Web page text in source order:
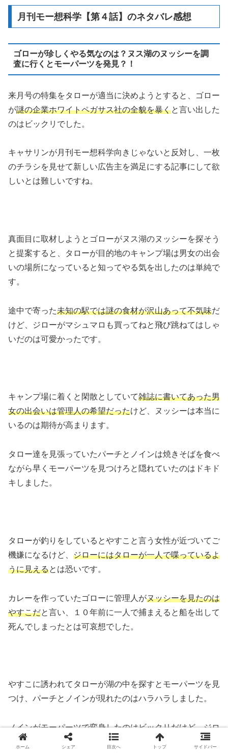
月刊モー想科学【第４話】のネタバレ感想
ゴローが珍しくやる気なのは？ヌス湖のヌッシーを調
査に行くとモーパーツを発見？！
来月号の特集をタローが適当に決めようとすると、ゴロー
が謎の企業ホワイトペガサス社の全貌を暴くと言い出した
のはビックリでした。
キャサリンが月刊モー想科学向きじゃないと反対し、一枚
のチラシを見せて新しい広告主を満足にする記事にして欲
しいとは難しいですね。
真面目に取材しようとゴローがヌス湖のヌッシーを探そう
と提案すると、タローが目的地のキャンプ場は男女の出会
いの場所になっていると知ってやる気を出したのは単純で
す。
途中で寄った未知の駅では謎の食材が沢山あって不気味だ
けど、ジローがマシュマロも買ってねと飛び跳ねてはしゃ
いだのは可愛かったです。
キャンプ場に着くと閑散としていて雑誌に書いてあった男
女の出会いは管理人の希望だったけど、ヌッシーは本当に
いるのは期待が高まります。
タロー達を見張っていたパーチとノインは焼きそばを食べ
ながら早くモーパーツを見つけろと隠れていたのはドキド
キしました。
タローが釣りをしているとやすこと言う女性が近づいてご
機嫌になるけど、 ジローにはタローが一人で喋っているよ
うに見えるとは恐いです。
カレーを作っていたゴローに管理人がヌッシーを見たのは
やすこだと言い、１０年前に一人で捕まえると船を出して
死んでしまったとは可哀想でした。
やすこに誘われてタローが湖の中を探すとモーパーツを見
つけ、パーチとノインが現れたのはハラハラしました。
ノインがモーパーツで変身したのはビックリだけど、ジロ
ーがタローと違って理性がある とは笑えました。
ホーム シェア 目次へ トップ サイドバー